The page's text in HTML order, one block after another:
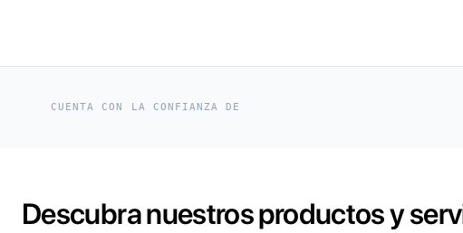
CUENTA CON LA CONFIANZA DE
Descubra nuestros productos y